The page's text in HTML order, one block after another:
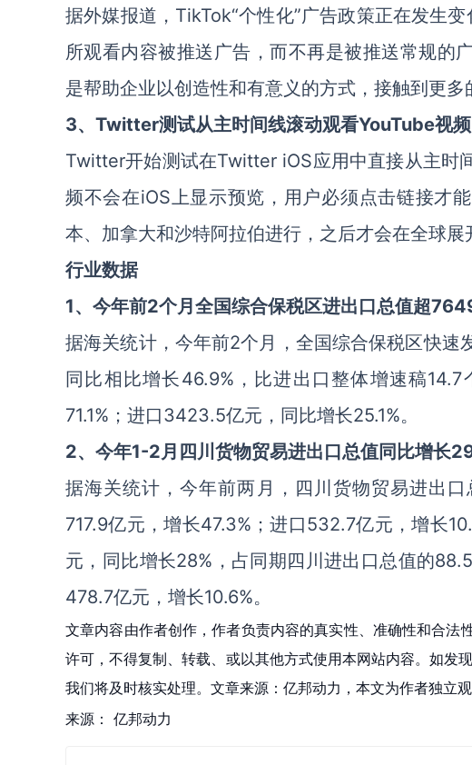
据外媒报道，TikTok“个性化”广告政策正在发生
所观看内容被推送广告，而不再是被推送常规的
是帮助企业以创造性和有意义的方式，接触到更多
3、Twitter测试从主时间线滚动观看YouTube视频
Twitter开始测试在Twitter iOS应用中直接从主时
频不会在iOS上显示预览，用户必须点击链接才
本、加拿大和沙特阿拉伯进行，之后才会在全球展
行业数据
1、今年前2个月全国综合保税区进出口总值超
据海关统计，今年前2个月，全国综合保税区快
同比相比增长46.9%，比进出口整体增速稿
71.1%；进口3423.5亿元，同比增长25.1%。
2、今年1-2月四川货物贸易进出口总值同比增长
据海关统计，今年前两月，四川货物贸易进出
717.9亿元，增长47.3%；进口532.7亿元，增长
元，同比增长28%，占同期四川进出口总值的
478.7亿元，增长10.6%。
文章内容由作者创作，作者负责内容的真实性、准确性和合
许可，不得复制、转载、或以其他方式使用本网站内容。如发
我们将及时核实处理。文章来源：亿邦动力，本文为作者独立
来源： 亿邦动力